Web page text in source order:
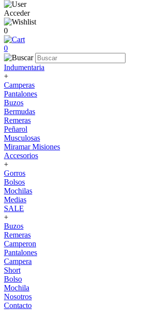
Acceder
0
0
Indumentaria
+
Camperas
Pantalones
Buzos
Bermudas
Remeras
Peñarol
Musculosas
Miramar Misiones
Accesorios
+
Gorros
Bolsos
Mochilas
Medias
SALE
+
Buzos
Remeras
Camperon
Pantalones
Campera
Short
Bolso
Mochila
Nosotros
Contacto